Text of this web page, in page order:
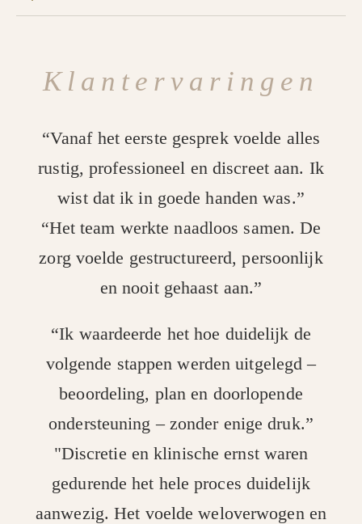
Klantervaringen
“Vanaf het eerste gesprek voelde alles
rustig, professioneel en discreet aan. Ik
wist dat ik in goede handen was.”
“Het team werkte naadloos samen. De
zorg voelde gestructureerd, persoonlijk
en nooit gehaast aan.”
“Ik waardeerde het hoe duidelijk de
volgende stappen werden uitgelegd –
beoordeling, plan en doorlopende
ondersteuning – zonder enige druk.”
"Discretie en klinische ernst waren
gedurende het hele proces duidelijk
aanwezig. Het voelde weloverwogen en